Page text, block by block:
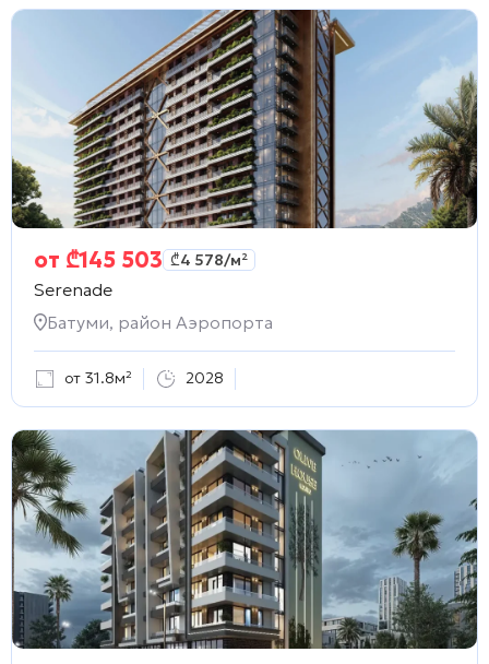
от ₾145 503 ₾4 578/м²
Serenade
Батуми, район Аэропорта
от 31.8м² 2028